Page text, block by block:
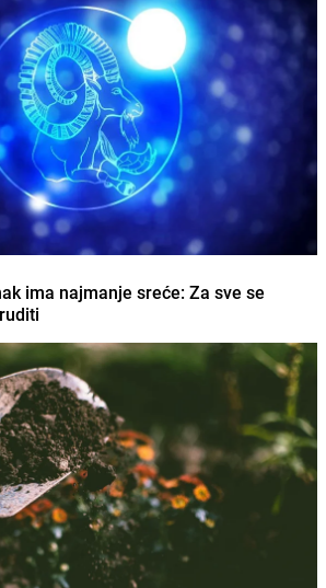
ima najmanje sreće: Za sve se